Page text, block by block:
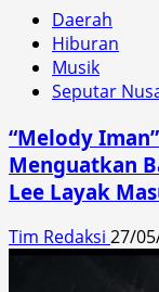
Daerah
Hiburan
Musik
Seputar
“Melody
Menguatkan
Lee Layak
Tim Redaksi 27/